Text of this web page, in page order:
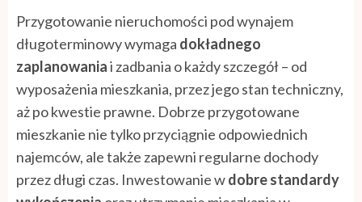
Przygotowanie nieruchomości pod wynajem
długoterminowy wymaga dokładnego
zaplanowaniai zadbania o każdy szczegół – od
wyposażenia mieszkania, przez jego stan techniczny,
aż po kwestie prawne. Dobrze przygotowane
mieszkanie nie tylko przyciągnie odpowiednich
najemców, ale także zapewni regularne dochody
przez długi czas. Inwestowanie wdobre standardy